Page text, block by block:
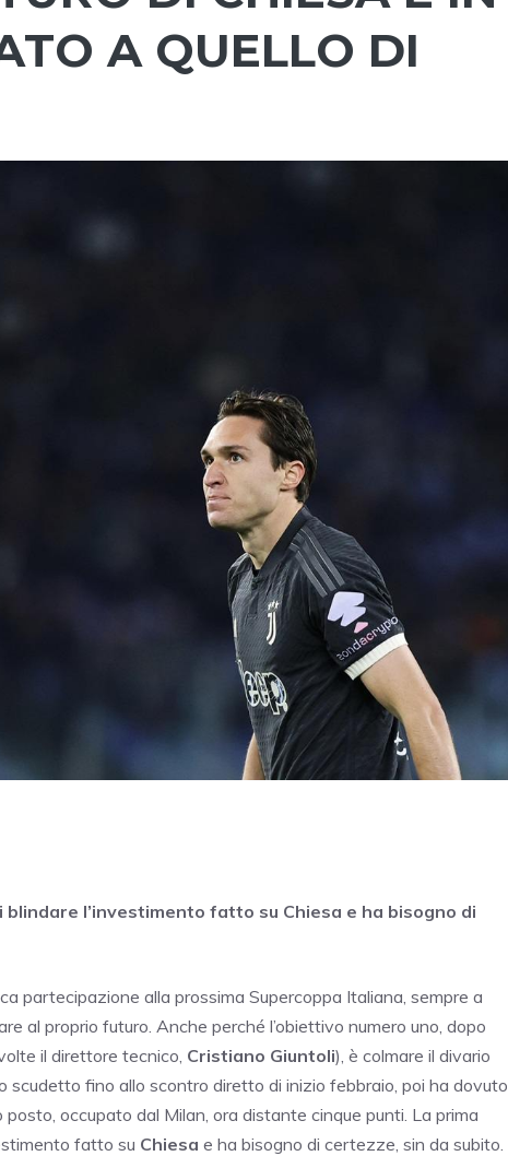
A QUELLO DI
l’investimento fatto su Chiesa e ha bisogno di
partecipazione alla prossima Supercoppa Italiana, sempre a
al proprio futuro. Anche perché l’obiettivo numero uno, dopo
il direttore tecnico, Cristiano Giuntoli), è colmare il divario
scudetto fino allo scontro diretto di inizio febbraio, poi ha dovuto
occupato dal Milan, ora distante cinque punti. La prima
fatto su Chiesa e ha bisogno di certezze, sin da subito.